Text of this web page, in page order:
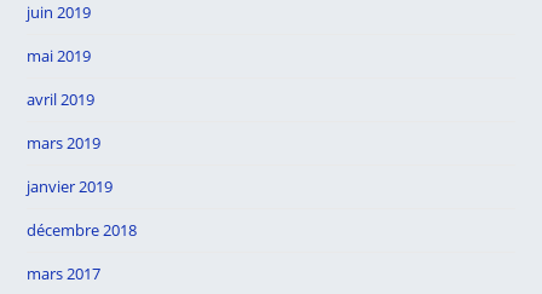
juin 2019
mai 2019
avril 2019
mars 2019
janvier 2019
décembre 2018
mars 2017